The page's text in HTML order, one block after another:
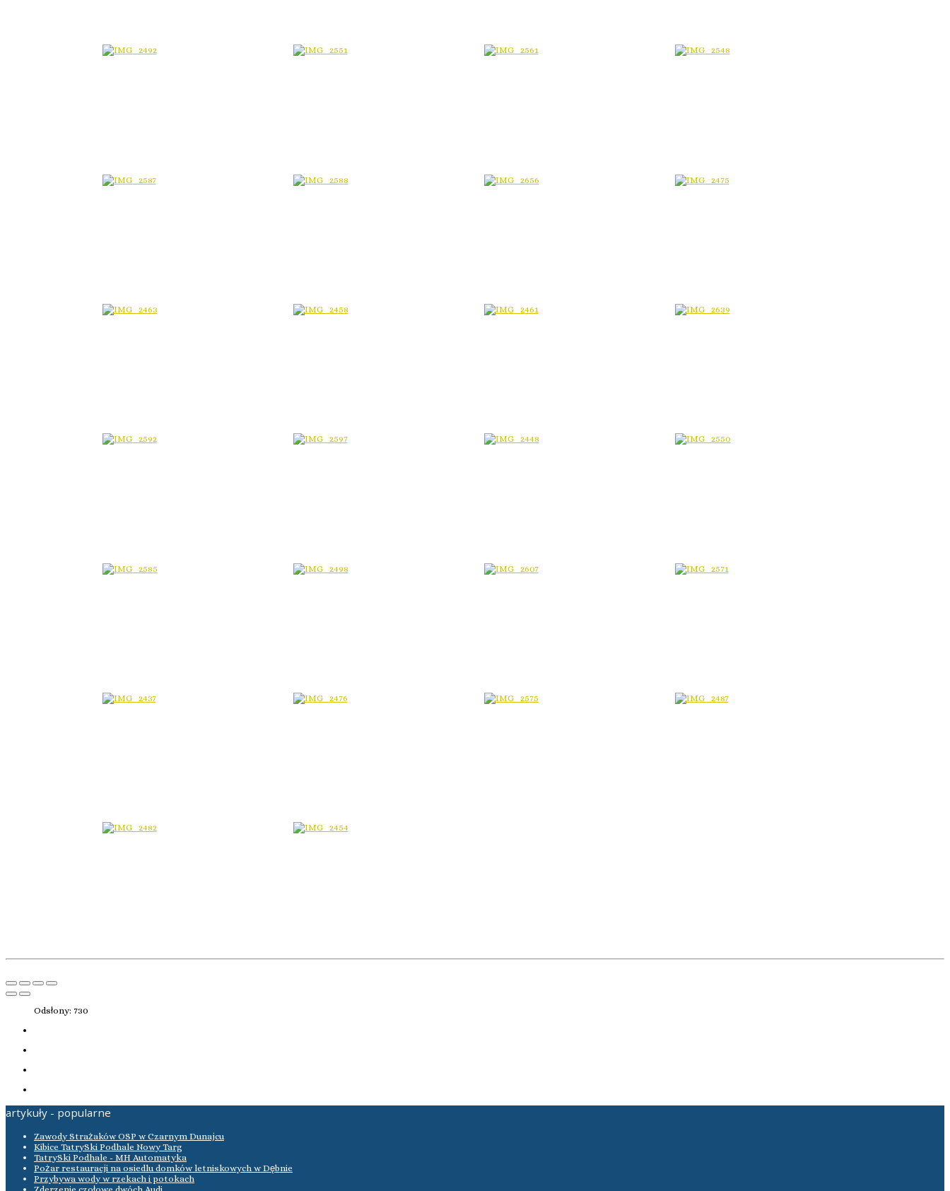
Odsłony: 730
artykuły - popularne
Zawody Strażaków OSP w Czarnym Dunajcu
Kibice TatrySki Podhale Nowy Targ
TatrySki Podhale - MH Automatyka
Pożar restauracji na osiedlu domków letniskowych w Dębnie
Przybywa wody w rzekach i potokach